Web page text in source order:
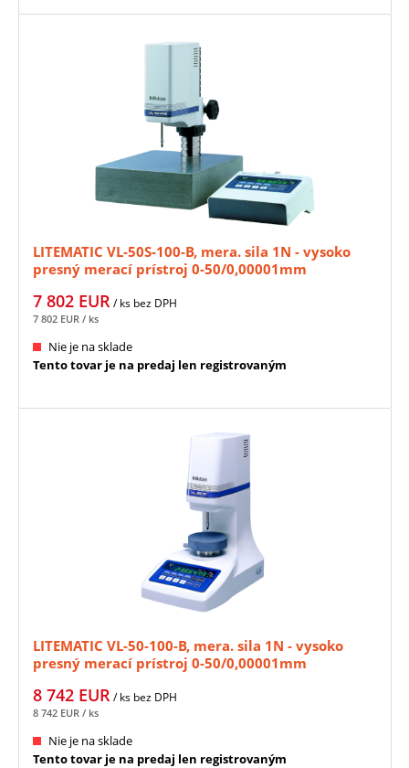
LITEMATIC VL-50S-100-B, mera. sila 1N - vysoko
presný merací prístroj 0-50/0,00001mm
7 802 EUR/ ks bez DPH
7 802 EUR / ks
Nie je na sklade
Tento tovar je na predaj len registrovaným
LITEMATIC VL-50-100-B, mera. sila 1N - vysoko
presný merací prístroj 0-50/0,00001mm
8 742 EUR / ks bez DPH
8 742 EUR / ks
Nie je na sklade
Tento tovar je na predaj len registrovaným